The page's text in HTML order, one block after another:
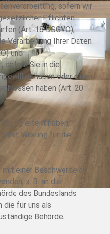
sofern wir
Pflichten
(Art. 18 DSGVO),
Verarbeitung Ihrer Daten
und
sofern Sie in die
haben oder einen
haben (Art. 20
erteilt haben,
mit Wirkung für die
einer Beschwerde an
z. B. an die
des Bundeslands
die für uns als
Behörde.